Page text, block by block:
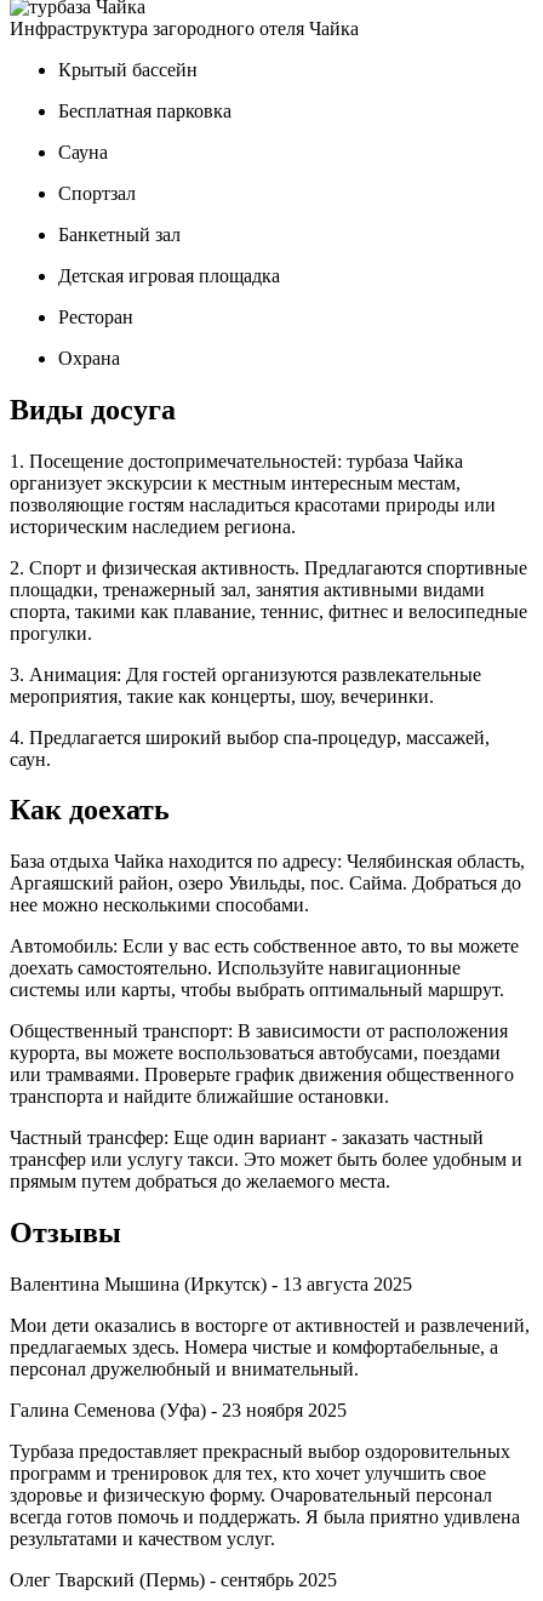
Инфраструктура загородного отеля Чайка
Крытый бассейн
Бесплатная парковка
Сауна
Спортзал
Банкетный зал
Детская игровая площадка
Ресторан
Охрана
Виды досуга
1. Посещение достопримечательностей: турбаза Чайка
организует экскурсии к местным интересным местам,
позволяющие гостям насладиться красотами природы или
историческим наследием региона.
2. Спорт и физическая активность. Предлагаются спортивные
площадки, тренажерный зал, занятия активными видами
спорта, такими как плавание, теннис, фитнес и велосипедные
прогулки.
3. Анимация: Для гостей организуются развлекательные
мероприятия, такие как концерты, шоу, вечеринки.
4. Предлагается широкий выбор спа-процедур, массажей,
саун.
Как доехать
База отдыха Чайка находится по адресу: Челябинская область,
Аргаяшский район, озеро Увильды, пос. Сайма. Добраться до
нее можно несколькими способами.
Автомобиль: Если у вас есть собственное авто, то вы можете
доехать самостоятельно. Используйте навигационные
системы или карты, чтобы выбрать оптимальный маршрут.
Общественный транспорт: В зависимости от расположения
курорта, вы можете воспользоваться автобусами, поездами
или трамваями. Проверьте график движения общественного
транспорта и найдите ближайшие остановки.
Частный трансфер: Еще один вариант - заказать частный
трансфер или услугу такси. Это может быть более удобным и
прямым путем добраться до желаемого места.
Отзывы
Валентина Мышина (Иркутск) - 13 августа 2025
Мои дети оказались в восторге от активностей и развлечений,
предлагаемых здесь. Номера чистые и комфортабельные, а
персонал дружелюбный и внимательный.
Галина Семенова (Уфа) - 23 ноября 2025
Турбаза предоставляет прекрасный выбор оздоровительных
программ и тренировок для тех, кто хочет улучшить свое
здоровье и физическую форму. Очаровательный персонал
всегда готов помочь и поддержать. Я была приятно удивлена
результатами и качеством услуг.
Олег Тварский (Пермь) - сентябрь 2025